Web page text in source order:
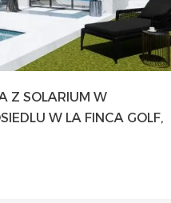
Z SOLARIUM W
W LA FINCA GOLF,